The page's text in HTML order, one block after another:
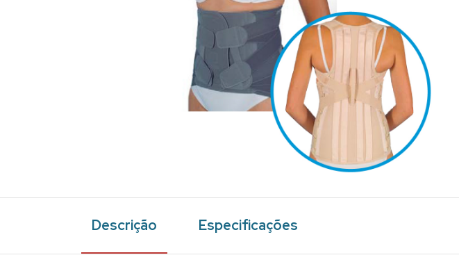
Descrição Especificações